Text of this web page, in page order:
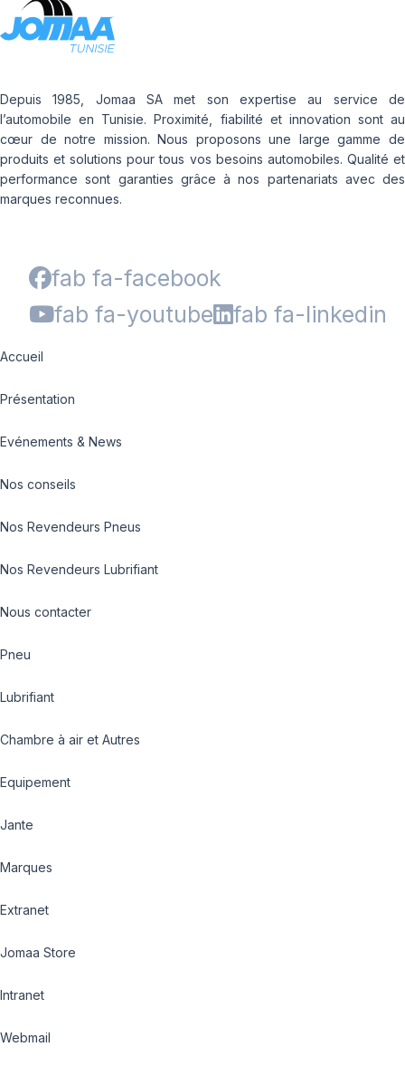
Depuis 1985, Jomaa SA met son expertise au service de
l’automobile en Tunisie. Proximité, fiabilité et innovation sont au
cœur de notre mission. Nous proposons une large gamme de
produits et solutions pour tous vos besoins automobiles. Qualité et
performance sont garanties grâce à nos partenariats avec des
marques reconnues.
fab fa-facebook
fab fa-youtube
fab fa-linkedin
Accueil
Présentation
Evénements & News
Nos conseils
Nos Revendeurs Pneus
Nos Revendeurs Lubrifiant
Nous contacter
Pneu
Lubrifiant
Chambre à air et Autres
Equipement
Jante
Marques
Extranet
Jomaa Store
Intranet
Webmail